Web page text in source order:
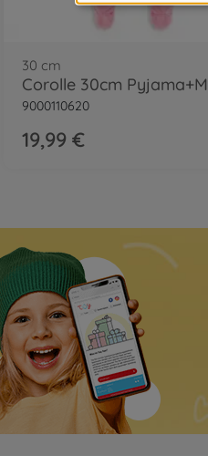
30 cm
9000110620
19,99 €